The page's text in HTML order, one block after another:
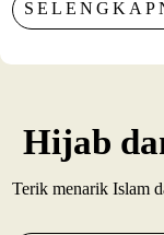
Hijab
Terik menarik Islam